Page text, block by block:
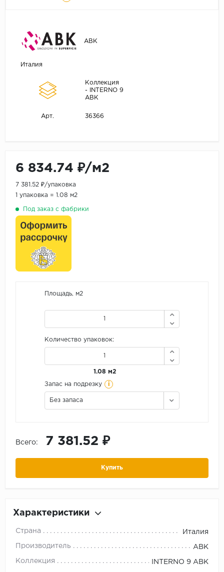
ABK
Италия
Коллекция
- INTERNO 9
ABK
Арт. 36366
6 834.74 ₽/м2
7 381.52 ₽/упаковка
1 упаковка = 1.08 м2
Под заказ с фабрики
Площадь, м2
Количество упаковок:
1.08 м2
Запас на подрезку i
Без запаса
Всего: 7 381.52 ₽
Купить
Характеристики
Страна Италия
Производитель ABK
Коллекция INTERNO 9 ABK